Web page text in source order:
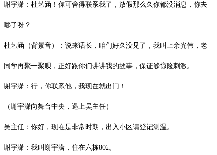
谢宇潇：杜艺涵！你可舍得联系我了，放假那么久你都没消息，你去
哪了呀？
杜艺涵（背景音）：说来话长，咱们好久没见了，我叫上余光伟，老
同学再聚一聚呗，正好跟你们讲讲我的故事，保证够惊险刺激。
谢宇潇：行，你联系他，我现在就出门！
（谢宇潇向舞台中央，遇上吴主任）
吴主任：你好，现在是非常时期，出入小区请登记测温。
谢宇潇：我叫谢宇潇，住在六栋802 。